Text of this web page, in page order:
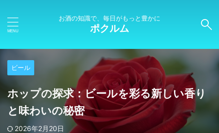
お酒の知識で、毎日がもっと豊かに
ポクルム
ビール
ホップの探求：ビールを彩る新しい香り
と味わいの秘密
2026年2月20日